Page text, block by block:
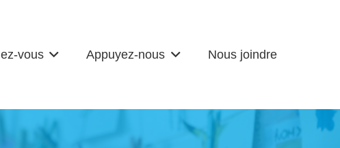
vous Appuyez-nous Nous joindre